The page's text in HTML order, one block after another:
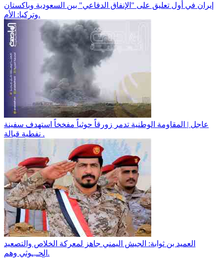
إيران في أول تعليق على "الإنفاق الدفاعي" بين السعودية وباكستان
وتركيا: الأم.
عاجل | المقاومة الوطنية تدمر زورقاً حوثياً مفخخاً استهدف سفينة
نفطية قبالة .
​العميد بن ثوابة: الجيش اليمني جاهز لمعركة الخلاص والتصعيد
الحـ,ـوثي وهم.